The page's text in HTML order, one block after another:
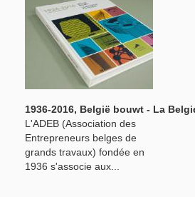
1936-2016, België bouwt - La
L'ADEB (Association des
Entrepreneurs belges de
grands travaux) fondée en
1936 s'associe aux...